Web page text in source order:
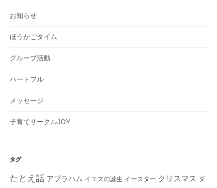
お知らせ
ほうかごタイム
グループ活動
ハートフル
メッセージ
子育てサークルJOY
タグ
たとえ話 アブラハム イエスの誕生 イースター クリスマス ダ